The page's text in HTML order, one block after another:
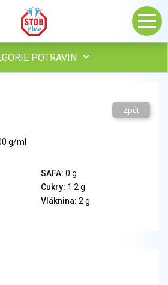
POTRAVIN
výrobky
výrobky
pufované výrobky
Zpět
g/ml
SAFA: 0 g
Cukry: 1.2 g
Vláknina: 2 g